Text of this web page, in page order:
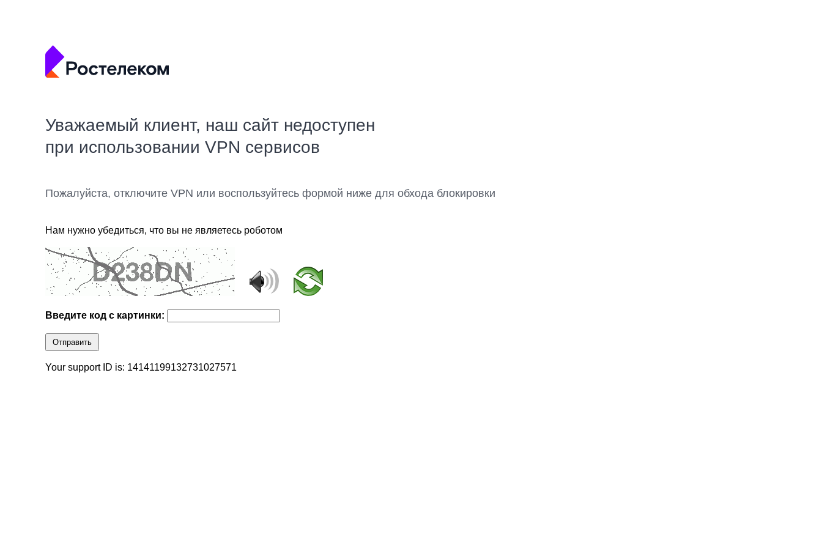
Уважаемый клиент, наш сайт недоступен
при использовании VPN сервисов
Пожалуйста, отключите VPN или воспользуйтесь формой ниже для обхода блокировки
Нам нужно убедиться, что вы не являетесь роботом
Введите код с картинки:
Отправить
Your support ID is: 14141199132731027571